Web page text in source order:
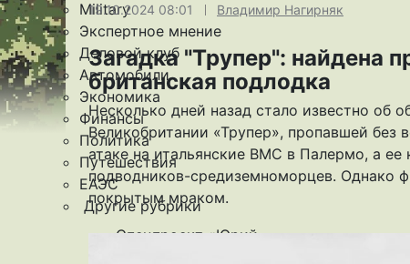
Military
Экспертное мнение
Деловой клуб
Автомобили
Экономика
Финансы
Политика
Путешествия
ЕАЭС
Другие рубрики
Спецпроект «Юрий
19.10.2024 08:01 Владимир Нагирняк
Загадка "Трупер": найдена
британская подлодка
Несколько дней назад стало известно об
Великобритании «Трупер», пропавшей
атаке на итальянские ВМС в Палермо, а
подводников-средиземноморцев. Однако
покрытым мраком.